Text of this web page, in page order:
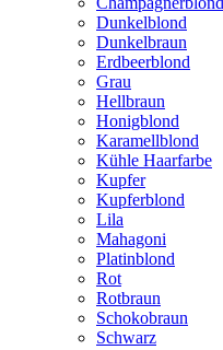
Dunkelblond
Dunkelbraun
Erdbeerblond
Grau
Hellbraun
Honigblond
Karamellblond
Kühle Haarfarbe
Kupfer
Kupferblond
Lila
Mahagoni
Platinblond
Rot
Rotbraun
Schokobraun
Schwarz